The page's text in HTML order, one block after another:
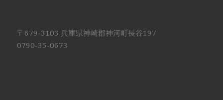
〒679-3103 兵庫県神崎郡神河町長谷197
0790-35-0673